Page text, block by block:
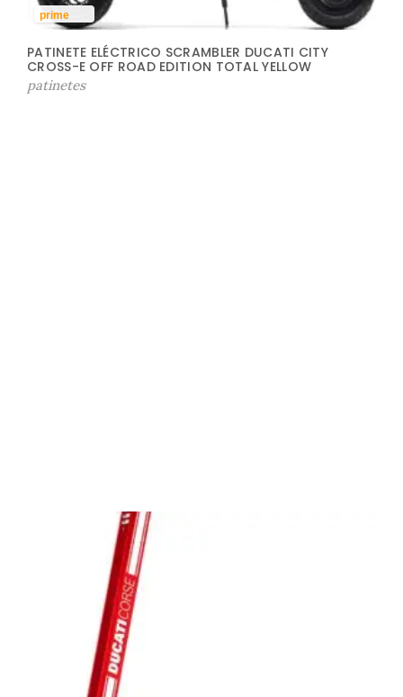
prime
PATINETE ELÉCTRICO SCRAMBLER DUCATI CITY
CROSS-E OFF ROAD EDITION TOTAL YELLOW
patinetes